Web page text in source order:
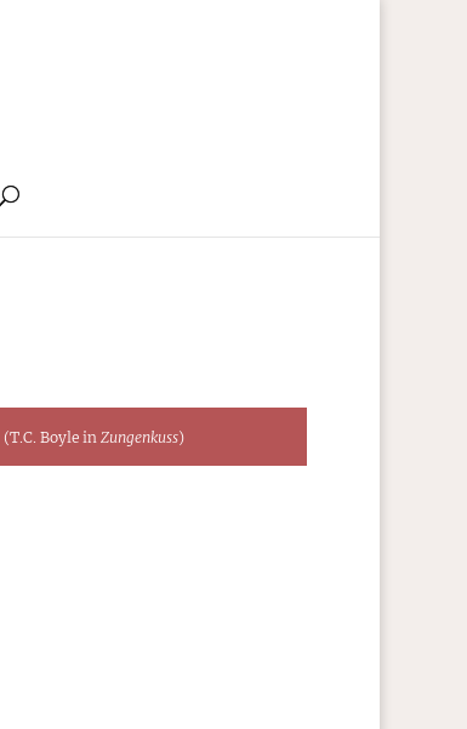
(T.C. Boyle in Zungenkuss)